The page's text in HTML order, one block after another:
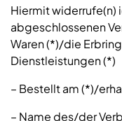
Hiermit widerrufe(n)
abgeschlossenen
Waren (*)/die
Dienstleistungen (*)
– Bestellt am (*)/
– Name des/der